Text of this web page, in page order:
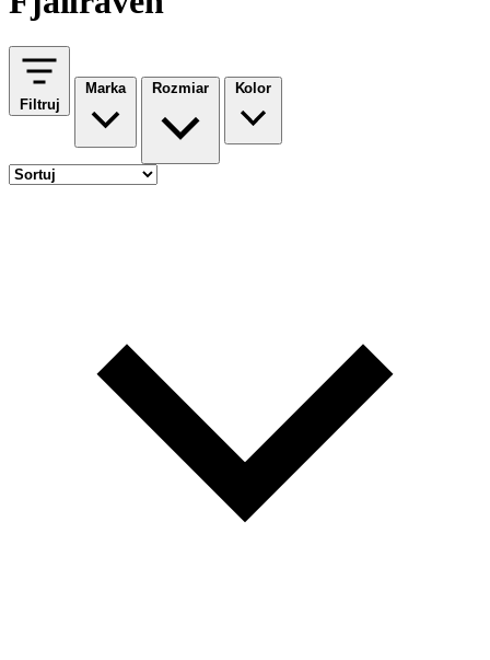
Filtruj
Marka Rozmiar Kolor